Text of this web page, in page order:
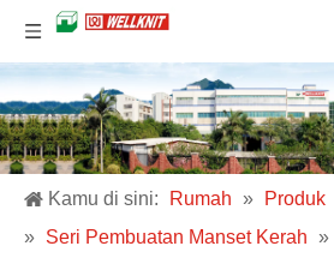
Kamu di sini: Rumah » Produk
» Seri Pembuatan Manset Kerah »